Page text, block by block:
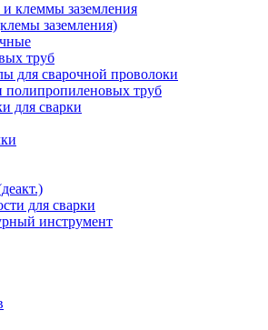
клеммы заземления
заземления)
труб
для сварочной проволоки
полипропиленовых труб
для сварки
для сварки
инструмент